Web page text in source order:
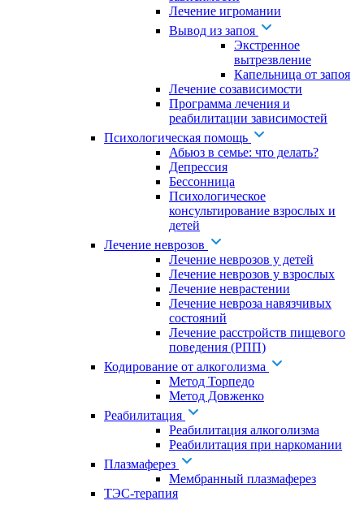
Лечение игромании
Вывод из запоя
Экстренное
вытрезвление
Капельница от запоя
Лечение созависимости
Программа лечения и
реабилитации зависимостей
Психологическая помощь
Абьюз в семье: что делать?
Депрессия
Бессонница
Психологическое
консультирование взрослых и
детей
Лечение неврозов
Лечение неврозов у детей
Лечение неврозов у взрослых
Лечение неврастении
Лечение невроза навязчивых
состояний
Лечение расстройств пищевого
поведения (РПП)
Кодирование от алкоголизма
Метод Торпедо
Метод Довженко
Реабилитация
Реабилитация алкоголизма
Реабилитация при наркомании
Плазмаферез
Мембранный плазмаферез
ТЭС-терапия